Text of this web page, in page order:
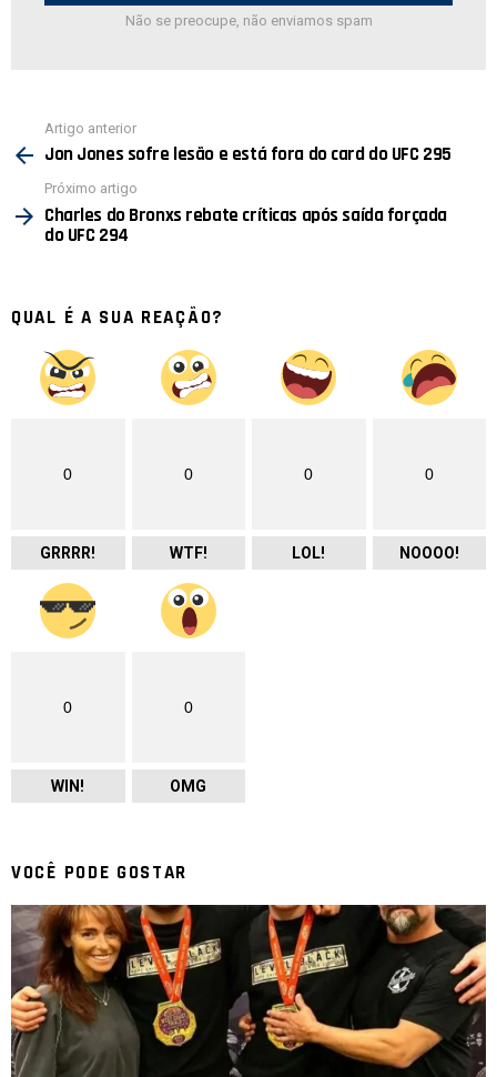
Não se preocupe, não enviamos spam
mais
Artigo anterior
Jon Jones sofre lesão e está fora do card do UFC 295
Próximo artigo
Charles do Bronxs rebate críticas após saída forçada
do UFC 294
QUAL É A SUA REAÇÃO?
0
GRRRR!
0
WTF!
0
LOL!
0
NOOOO!
0
WIN!
0
OMG
VOCÊ PODE GOSTAR